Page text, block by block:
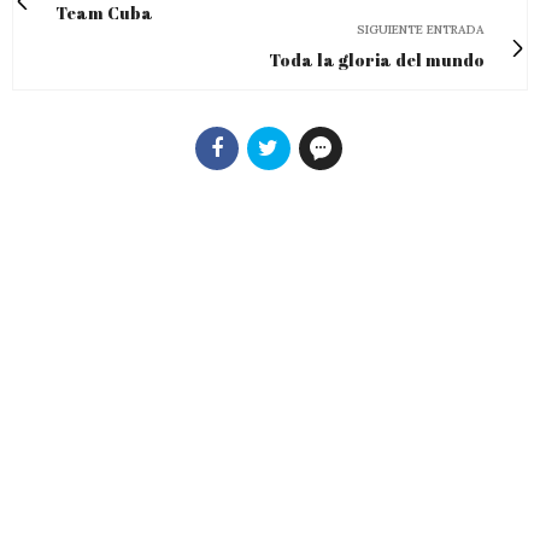
Team Cuba
SIGUIENTE ENTRADA
Toda la gloria del mundo